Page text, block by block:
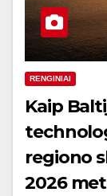
RENGINIAI
Kaip
regiono
2026